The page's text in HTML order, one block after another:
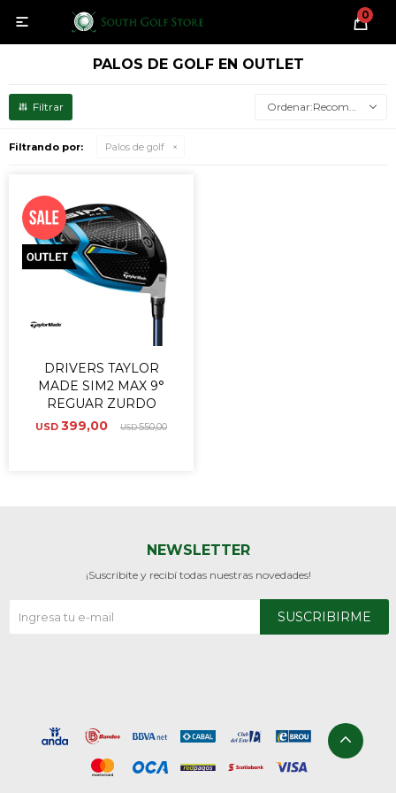
0

PALOS DE GOLF EN OUTLET
Recomendados
Filtrando por: Palos de golf
DRIVERS TAYLOR
MADE SIM2 MAX 9°
REGUAR ZURDO
USD 399,00 USD550,00
NEWSLETTER
¡Suscribite y recibí todas nuestras novedades!
SUSCRIBIRME